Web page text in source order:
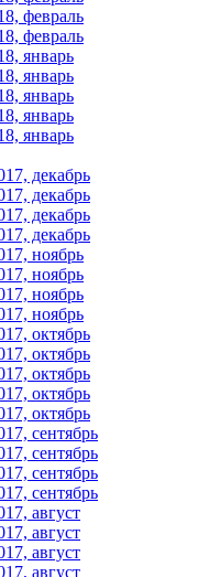
февраль
февраль
январь
январь
январь
январь
январь
декабрь
декабрь
декабрь
декабрь
ноябрь
ноябрь
ноябрь
ноябрь
октябрь
октябрь
октябрь
октябрь
октябрь
сентябрь
сентябрь
сентябрь
сентябрь
август
август
август
август